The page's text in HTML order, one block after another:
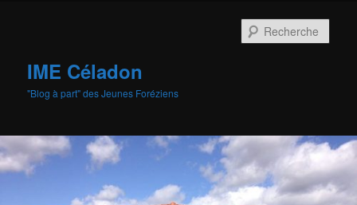
IME Céladon
"Blog à part" des Jeunes Foréziens